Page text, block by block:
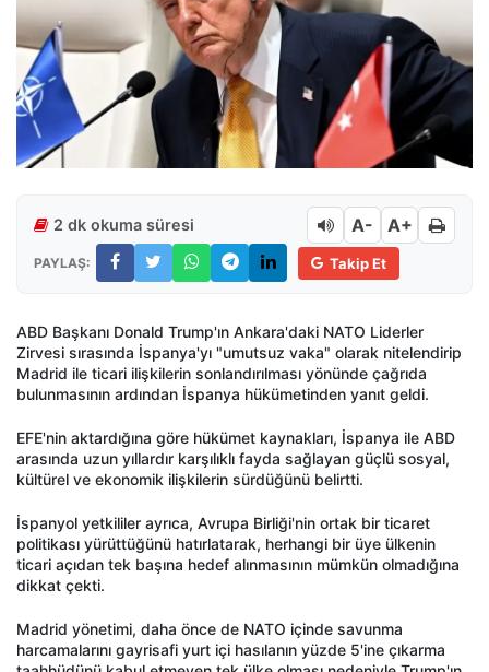
2 dk okuma süresi A- A+
PAYLAŞ: Takip Et
ABD Başkanı Donald Trump'ın Ankara'daki NATO Liderler
Zirvesi sırasında İspanya'yı "umutsuz vaka" olarak nitelendirip
Madrid ile ticari ilişkilerin sonlandırılması yönünde çağrıda
bulunmasının ardından İspanya hükümetinden yanıt geldi.
EFE'nin aktardığına göre hükümet kaynakları, İspanya ile ABD
arasında uzun yıllardır karşılıklı fayda sağlayan güçlü sosyal,
kültürel ve ekonomik ilişkilerin sürdüğünü belirtti.
İspanyol yetkililer ayrıca, Avrupa Birliği'nin ortak bir ticaret
politikası yürüttüğünü hatırlatarak, herhangi bir üye ülkenin
ticari açıdan tek başına hedef alınmasının mümkün olmadığına
dikkat çekti.
Madrid yönetimi, daha önce de NATO içinde savunma
harcamalarını gayrisafi yurt içi hasılanın yüzde 5'ine çıkarma